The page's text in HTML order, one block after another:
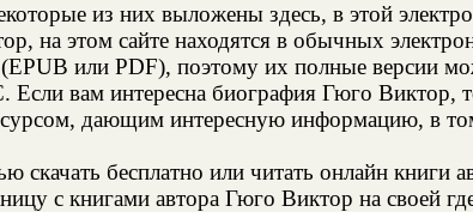
из них выложены здесь, в этой
на этом сайте находятся в обычных
или PDF), поэтому их полные версии
Если вам интересна биография Гюго Виктор,
дающим интересную информацию, в
бесплатно или читать онлайн книги
с книгами автора Гюго Виктор на своей